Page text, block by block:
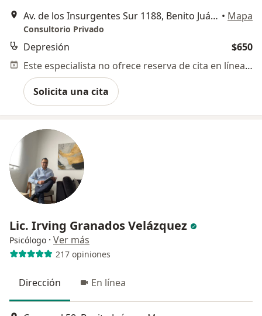
Av. de los Insurgentes Sur 1188, Benito Juárez • Mapa
Consultorio Privado
Depresión
$650
Este especialista no ofrece reserva de cita en línea en esta dirección.
Solicita una cita
Lic. Irving Granados Velázquez
Psicólogo · Ver más
217 opiniones
Dirección En línea